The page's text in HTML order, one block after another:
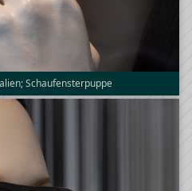
Schaufensterpuppe